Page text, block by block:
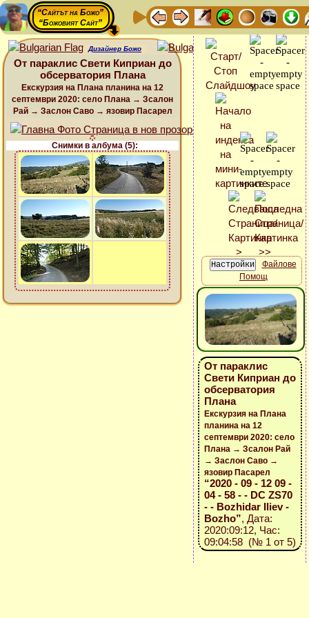
“Сайтът на Божо”
“Божовият Сайт”
Дизайнер Божо
От параклис Свети Киприан до
обсерватория Плана
Екскурзия на Плана планина на 12
септември 2020: село Плана → Зсалон
Рай → Заслон Саво → язовир Пасарел
Снимки в албума (5):
Файлове
Помощ
От параклис
Свети Киприан до
обсерватория
Плана
Екскурзия на Плана
планина на 12
септември 2020: село
Плана → Зсалон Рай
→ Заслон Саво →
язовир Пасарел
“2020 - 09 - 12 09 -
04 - 58 - - DC ZS70
- - Bozhidar Iliev -
Bozho”, Дата:
2020:09:12, Час:
09:04:58 (№ 1 от 5)